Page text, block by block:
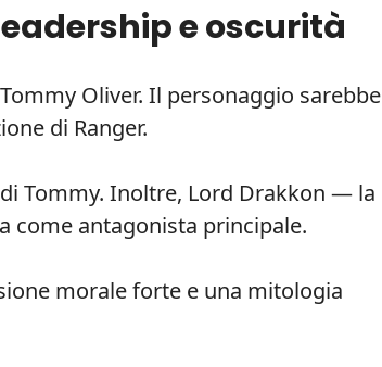
e oscurità
Oliver. Il personaggio sarebbe
di Ranger.
Tommy. Inoltre, Lord Drakkon — la
come antagonista principale.
morale forte e una mitologia